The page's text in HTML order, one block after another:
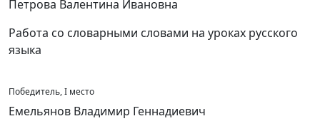
Петрова Валентина Ивановна
Работа со словарными словами на уроках русского
языка
Победитель, I место
Емельянов Владимир Геннадиевич